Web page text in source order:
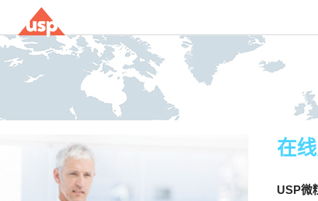
在
USP微